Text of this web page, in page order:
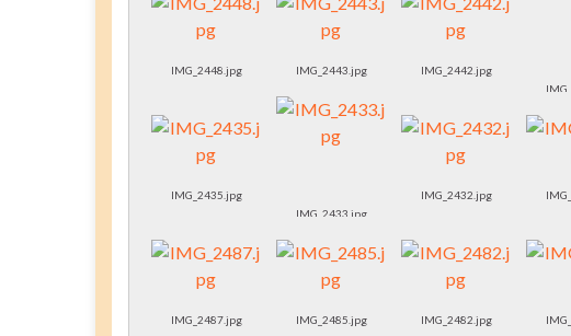
IMG_2448.jpg IMG_2443.jpg
IMG_2442.jpg
IMG_2435.jpg
IMG_2433.jpg
IMG_2432.jpg
IMG_2487.jpg IMG_2485.jpg IMG_2482.jpg